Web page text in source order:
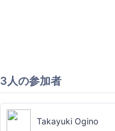
3人の参加者
Takayuki Ogino